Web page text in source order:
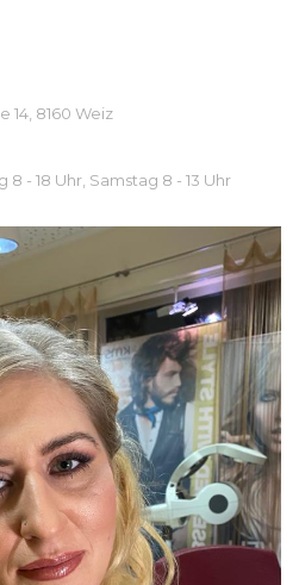
14, 8160 Weiz
- 18 Uhr, Samstag 8 - 13 Uhr